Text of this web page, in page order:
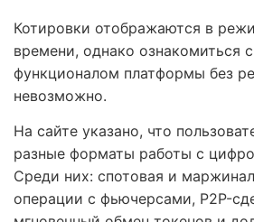
Котировки отображаются в
времени, однако ознакомиться
функционалом платформы без
невозможно.
На сайте указано, что
разные форматы работы с
Среди них: спотовая и
операции с фьючерсами, P2P-